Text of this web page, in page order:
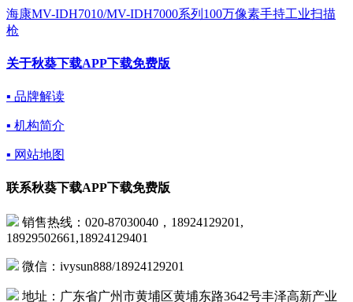
海康MV-IDH7010/MV-IDH7000系列100万像素手持工业扫描
枪
关于秋葵下载APP下载免费版
▪ 品牌解读
▪ 机构简介
▪ 网站地图
联系秋葵下载APP下载免费版
销售热线：020-87030040，18924129201,
18929502661,18924129401
微信：ivysun888/18924129201
地址：广东省广州市黄埔区黄埔东路3642号丰泽高新产业